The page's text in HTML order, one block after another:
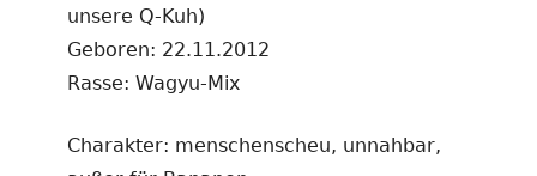
unsere Q-Kuh)
Geboren: 22.11.2012
Rasse: Wagyu-Mix
Charakter: menschenscheu, unnahbar,